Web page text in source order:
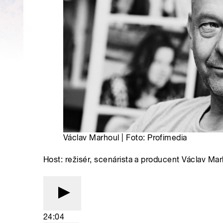
Václav Marhoul | Foto: Profimedia
Host: režisér, scenárista a producent Václav
24:04